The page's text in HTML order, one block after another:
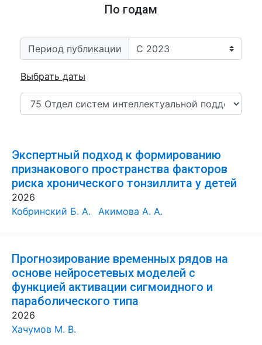
По годам
Период публикации
Выбрать даты
Экспертный подход к формированию
признакового пространства факторов
риска хронического тонзиллита у детей
2026
Кобринский Б. А.
Акимова А. А.
Прогнозирование временных рядов на
основе нейросетевых моделей с
функцией активации сигмоидного и
параболического типа
2026
Хачумов М. В.